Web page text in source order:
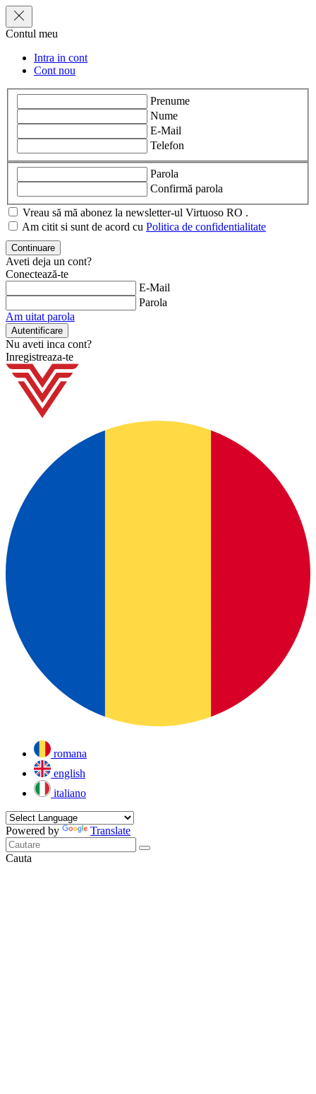
Contul meu
Intra in cont
Cont nou
Prenume
Nume
E-Mail
Telefon
Parola
Confirmă parola
Vreau să mă abonez la newsletter-ul Virtuoso RO .
Am citit si sunt de acord cu Politica de confidentialitate
Aveti deja un cont?
Conectează-te
E-Mail
Parola
Am uitat parola
Nu aveti inca cont?
Inregistreaza-te
romana
english
italiano
Powered by Translate
Cauta